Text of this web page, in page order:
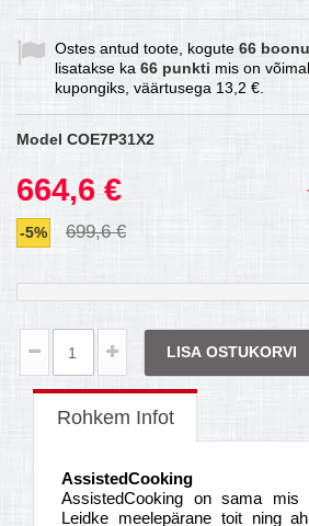
Ostes antud toote, kogute 66
lisatakse ka 66 punkti mis on
kupongiks, väärtusega 13,2 €
Model COE7P31X2
664,6 €
-5% 699,6 €
LISA OSTUKORVI
Rohkem Infot
AssistedCooking
AssistedCooking on sama mis
Leidke meelepärane toit ning